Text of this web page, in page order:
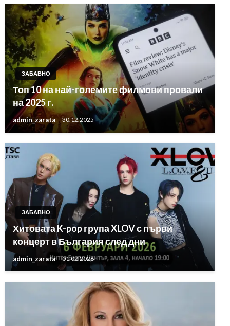
ЗАБАВНО
Топ 10 на най-големите филмови провали
на 2025 г.
admin_zarata 30.12.2025
ЗАБАВНО
Хитовата K-pop група XLOV с първи
концерт в България след дни
admin_zarata 01.02.2026